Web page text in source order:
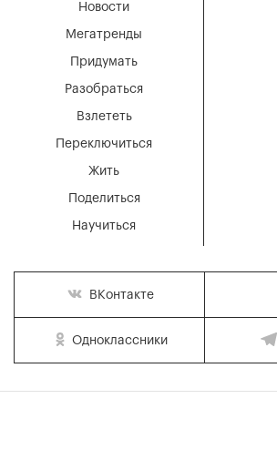
Мегатренды
Придумать
Разобраться
Взлететь
Новости
Переключиться
Жить
Поделиться
Научиться
ВКонтакте
Одноклассники